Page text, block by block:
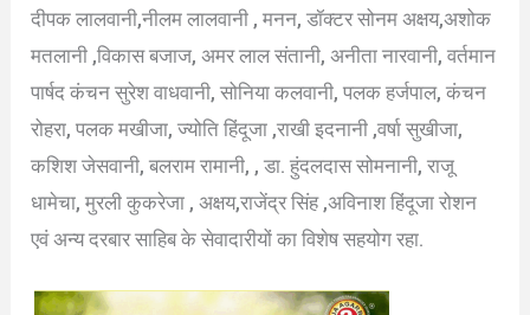
दीपक लालवानी,नीलम लालवानी , मनन, डॉक्टर सोनम अक्षय,अशोक
मतलानी ,विकास बजाज, अमर लाल संतानी, अनीता नारवानी, वर्तमान
पार्षद कंचन सुरेश वाधवानी, सोनिया कलवानी, पलक हर्जपाल, कंचन
रोहरा, पलक मखीजा, ज्योति हिंदूजा ,राखी इदनानी ,वर्षा सुखीजा,
कशिश जेसवानी, बलराम रामानी, , डा. हुंदलदास सोमनानी, राजू
धामेचा, मुरली कुकरेजा , अक्षय,राजेंद्र सिंह ,अविनाश हिंदूजा रोशन
एवं अन्य दरबार साहिब के सेवादारीयों का विशेष सहयोग रहा.